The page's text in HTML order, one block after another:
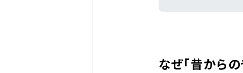
なぜ「昔から